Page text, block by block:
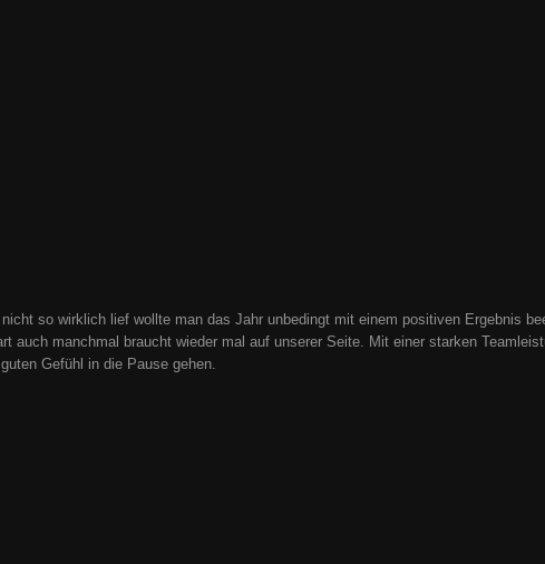
so wirklich lief wollte man das Jahr unbedingt mit einem positiven Ergebnis
auch manchmal braucht wieder mal auf unserer Seite. Mit einer starken
Gefühl in die Pause gehen.